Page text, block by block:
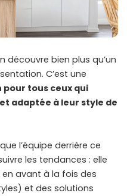
découvre bien plus qu’un
C’est une
pour tous ceux qui
adaptée à leur style de
l’équipe derrière ce
les tendances : elle
en avant à la fois des
et des solutions